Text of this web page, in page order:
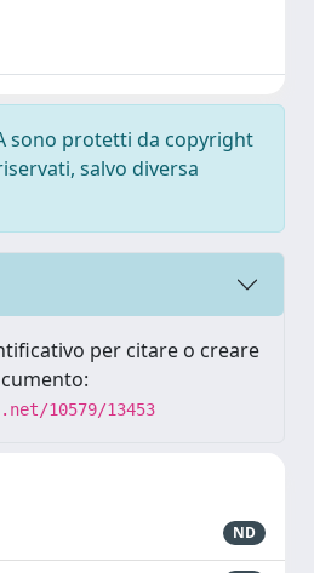
sono protetti da copyright
salvo diversa
per citare o creare
10579/13453
ND